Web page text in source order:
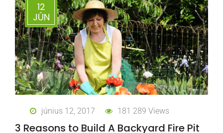
12
JÚN
június 12, 2017 181 289 Views
3 Reasons to Build A Backyard Fire Pit